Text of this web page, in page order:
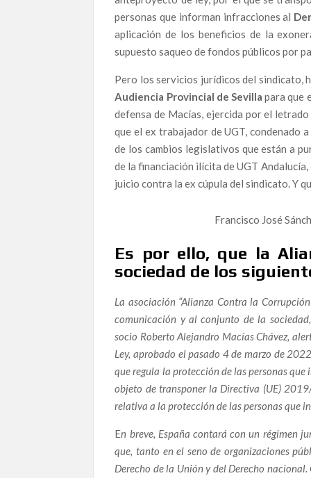
Mar Esteban, candidata en la lista de
porque los políticos no hacen su trabajo”
Una denuncia de alto voltaje que permanece
de Cataluña una presunta trama criminal que
Corrupción de altos vuelos: La crónicas de
Líneas Aéreas
Editorial: Invercaria–Al Andalus: la absolución
La absolución del caso Invercaria–Al
Luis Gonzalo Segura publica ESPAÑA, CARA
sociedad
Cuando denunciar no es seguro: la dimisión
España ante el abismo de la corrupción: La
Infraestructuras al límite del colapso: cómo la
Poder en la Penumbra: Redes de Influencia,
Manifestación en Fuerteventura contra la
Ana Garrido Ramos, la denunciante que hoy
EDITORIAL | Cuando la solidaridad es la
personas que informan infracciones al
aplicación de los beneficios de la
supuesto saqueo de fondos públicos por
Pero los servicios jurídicos del sindicato,
Audiencia Provincial de Sevilla para que
defensa de Macías, ejercida por el letrado
que el ex trabajador de UGT, condenado
de los cambios legislativos que están a
de la financiación ilícita de UGT Andalucía,
juicio contra la ex cúpula del sindicato. Y
Francisco José
Es por ello, que la
sociedad de los
La asociación “Alianza Contra la
comunicación y al conjunto de la
socio Roberto Alejandro Macías Chávez,
Ley, aprobado el pasado 4 de marzo de
que regula la protección de las personas
objeto de transponer la Directiva (UE)
relativa ala protección de las personas que
En breve, España contará con un régimen
que, tanto en el seno de organizaciones
Derecho de la Unión y del Derecho